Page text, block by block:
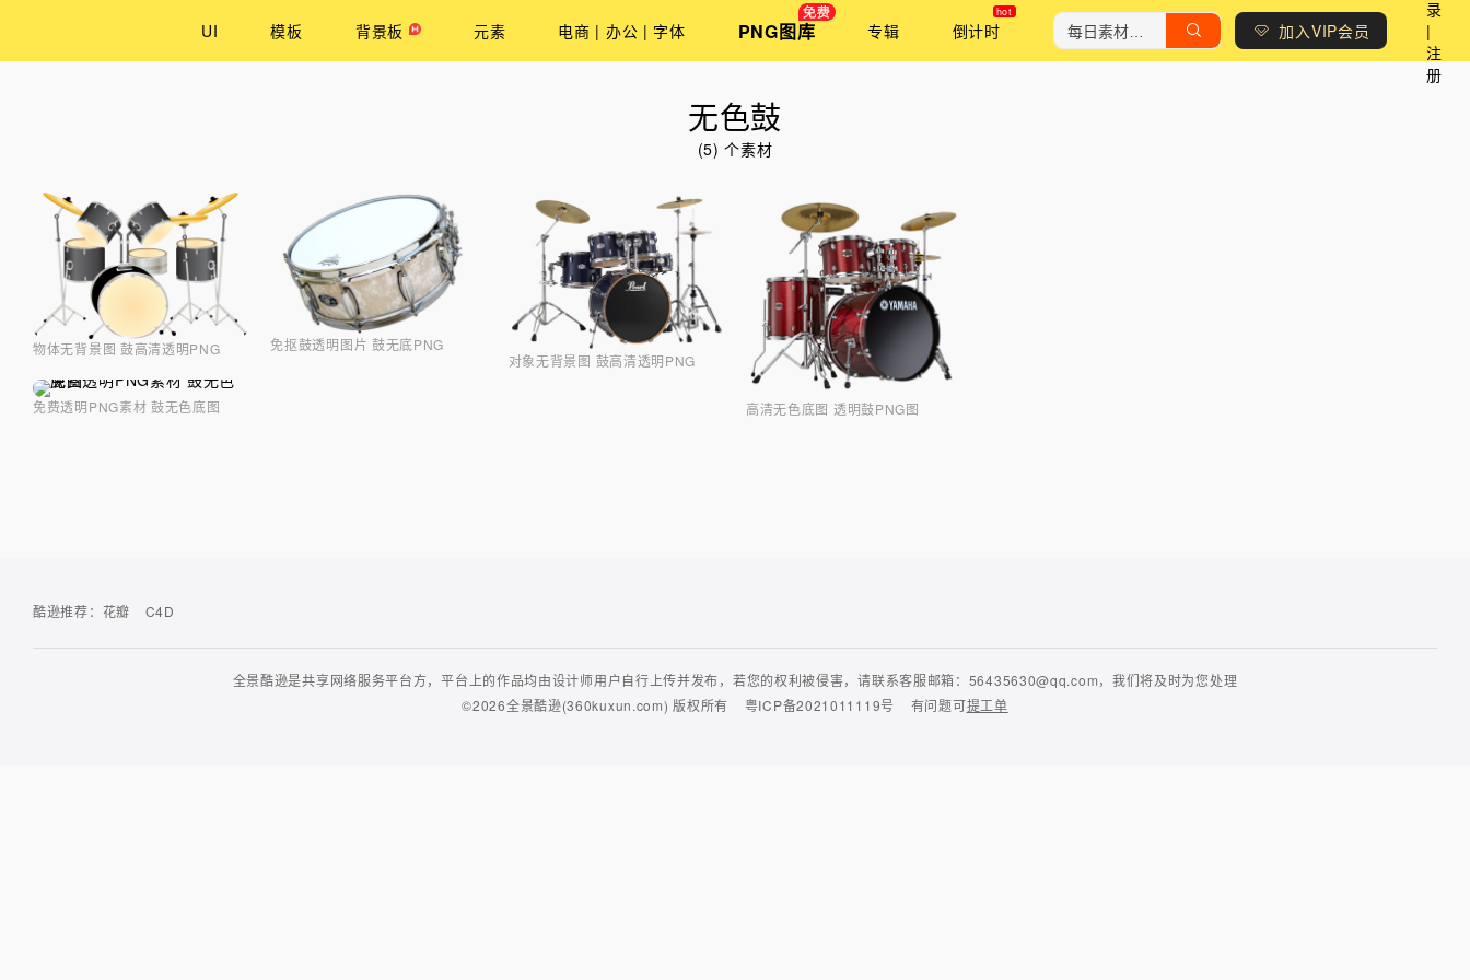
UI 模板 背景板 元素 电商 | 办公 | 字体 PNG图库 专辑 倒计时 加入VIP会员
录
|
注
册
无色鼓
(5) 个素材
物体无背景图 鼓高清透明PNG
免费透明PNG素材 鼓无色底图
免抠鼓透明图片 鼓无底PNG
对象无背景图 鼓高清透明PNG
高清无色底图 透明鼓PNG图
酷逊推荐： 花瓣 C4D
全景酷逊是共享网络服务平台方，平台上的作品均由设计师用户自行上传并发布，若您的权利被侵害，请联系客服邮箱：56435630@qq.com，我们将及时为您处理
©2026全景酷逊(360kuxun.com) 版权所有 粤ICP备2021011119号 有问题可提工单